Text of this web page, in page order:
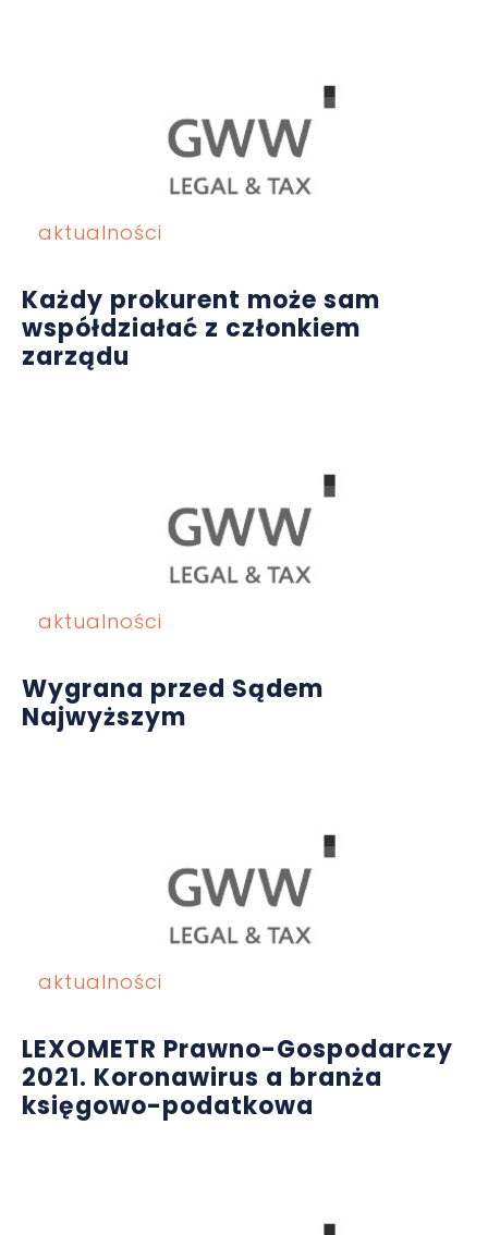
aktualności
Każdy prokurent może sam
współdziałać z członkiem
zarządu
aktualności
Wygrana przed Sądem
Najwyższym
aktualności
LEXOMETR Prawno-Gospodarczy
2021. Koronawirus a branża
księgowo-podatkowa